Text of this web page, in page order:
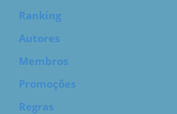
Ranking
Autores
Membros
Promoções
Regras